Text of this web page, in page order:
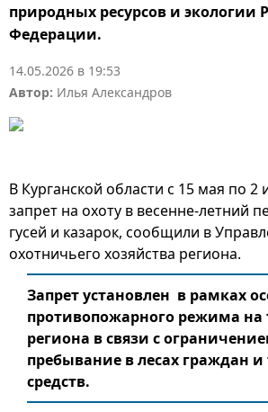
природных ресурсов и экологии
Федерации.
14.05.2026 в 19:53
Автор: Илья Александров
В Курганской области с 15 мая по 2
запрет на охоту в весенне-летний
гусей и казарок, сообщили в
охотничьего хозяйства региона.
Запрет установлен в рамках
противопожарного режима на
региона в связи с
пребывание в лесах граждан
средств.